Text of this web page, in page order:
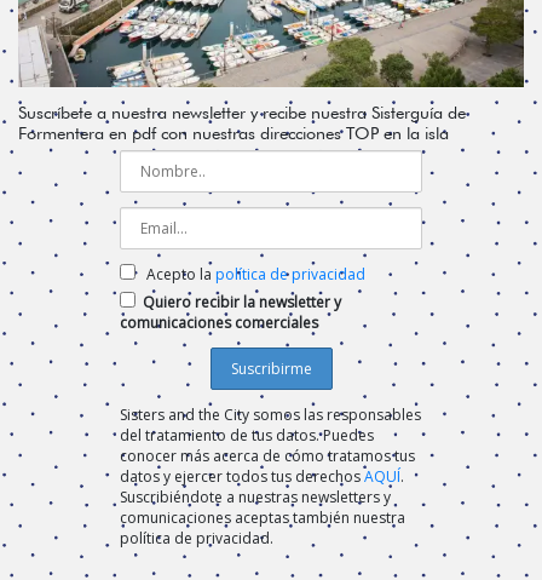
Suscríbete a nuestra newsletter y recibe nuestra Sisterguía de
Formentera en pdf con nuestras direcciones TOP en la isla
Acepto la política de privacidad
Quiero recibir la newsletter y
comunicaciones comerciales
Sisters and the City somos las responsables
del tratamiento de tus datos. Puedes
conocer más acerca de cómo tratamos tus
datos y ejercer todos tus derechosAQUÍ.
Suscribiéndote a nuestras newsletters y
comunicaciones aceptas también nuestra
política de privacidad.